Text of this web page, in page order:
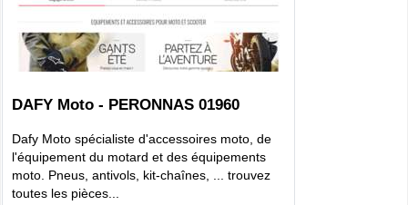
DAFY Moto - PERONNAS 01960
Dafy Moto spécialiste d'accessoires moto, de
l'équipement du motard et des équipements
moto. Pneus, antivols, kit-chaînes, ... trouvez
toutes les pièces...